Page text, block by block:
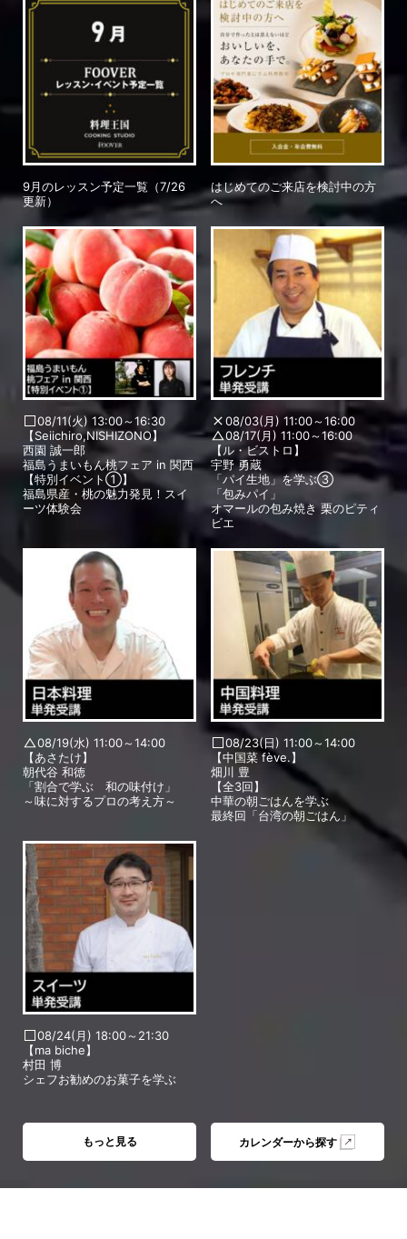
9月のレッスン予定一覧（7/26
更新）
はじめてのご来店を検討中の方
へ
08/11(火) 13:00～16:30
【Seiichiro,NISHIZONO】
西園 誠一郎
福島うまいもん桃フェア in 関西
【特別イベント①】
福島県産・桃の魅力発見！スイ
ーツ体験会
08/03(月) 11:00～16:00
08/17(月) 11:00～16:00
【ル・ビストロ】
宇野 勇蔵
「パイ生地」を学ぶ③
「包みパイ」
オマールの包み焼き 栗のピティ
ビエ
08/19(水) 11:00～14:00
【あさたけ】
朝代谷 和徳
「割合で学ぶ 和の味付け」
～味に対するプロの考え方～
08/23(日) 11:00～14:00
【中国菜 fève.】
畑川 豊
【全3回】
中華の朝ごはんを学ぶ
最終回「台湾の朝ごはん」
08/24(月) 18:00～21:30
【ma biche】
村田 博
シェフお勧めのお菓子を学ぶ
もっと見る カレンダーから探す